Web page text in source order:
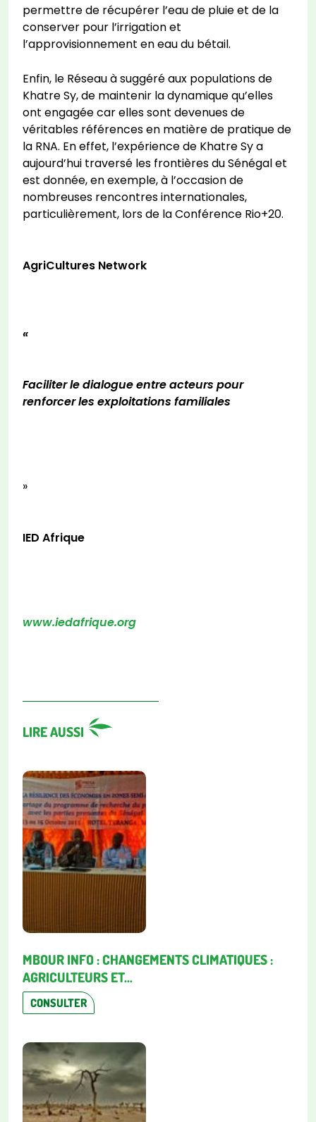
permettre de récupérer l’eau de pluie et de la
conserver pour l’irrigation et
l’approvisionnement en eau du bétail.
Enfin, le Réseau à suggéré aux populations de
Khatre Sy, de maintenir la dynamique qu’elles
ont engagée car elles sont devenues de
véritables références en matière de pratique de
la RNA. En effet, l’expérience de Khatre Sy a
aujourd’hui traversé les frontières du Sénégal et
est donnée, en exemple, à l’occasion de
nombreuses rencontres internationales,
particulièrement, lors de la Conférence Rio+20.
AgriCultures Network
«
Faciliter le dialogue entre acteurs pour
renforcer les exploitations familiales
»
IED Afrique
www.iedafrique.org
LIRE AUSSI
MBOUR INFO : CHANGEMENTS CLIMATIQUES :
AGRICULTEURS ET...
CONSULTER